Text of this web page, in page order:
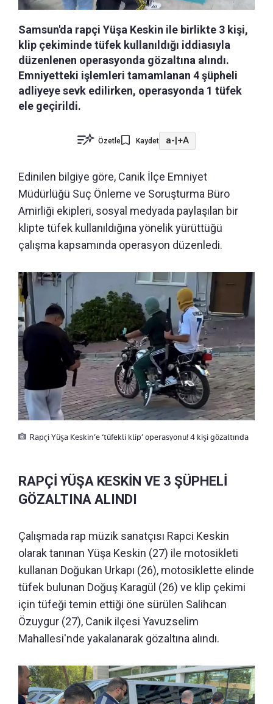
Samsun'da rapçi Yüşa Keskin ile birlikte 3 kişi,
klip çekiminde tüfek kullanıldığı iddiasıyla
düzenlenen operasyonda gözaltına alındı.
Emniyetteki işlemleri tamamlanan 4 şüpheli
adliyeye sevk edilirken, operasyonda 1 tüfek
ele geçirildi.
Özetle Kaydet a-|+A
Edinilen bilgiye göre, Canik İlçe Emniyet
Müdürlüğü Suç Önleme ve Soruşturma Büro
Amirliği ekipleri, sosyal medyada paylaşılan bir
klipte tüfek kullanıldığına yönelik yürüttüğü
çalışma kapsamında operasyon düzenledi.
Rapçi Yüşa Keskin’e ‘tüfekli klip’ operasyonu! 4 kişi gözaltında
RAPÇİ YÜŞA KESKİN VE 3 ŞÜPHELİ
GÖZALTINA ALINDI
Çalışmada rap müzik sanatçısı Rapci Keskin
olarak tanınan Yüşa Keskin (27) ile motosikleti
kullanan Doğukan Urkapı (26), motosiklette elinde
tüfek bulunan Doğuş Karagül (26) ve klip çekimi
için tüfeği temin ettiği öne sürülen Salihcan
Özuygur (27), Canik ilçesi Yavuzselim
Mahallesi'nde yakalanarak gözaltına alındı.